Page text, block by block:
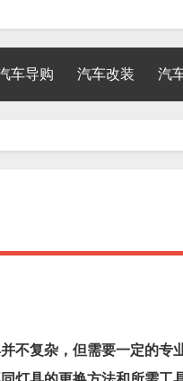
车导购 汽车改装 汽
不复杂，但需要一定的专